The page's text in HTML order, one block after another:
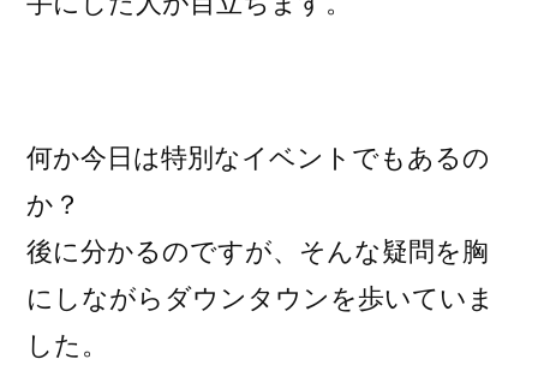
何か今日は特別なイベントでもあるの
か？
後に分かるのですが、そんな疑問を胸
にしながらダウンタウンを歩いていま
した。